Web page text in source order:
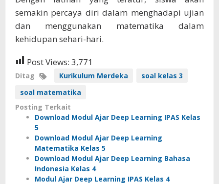
semakin percaya diri dalam menghadapi ujian
dan menggunakan matematika dalam
kehidupan sehari-hari.
Post Views: 3,771
Ditag Kurikulum Merdeka
soal kelas 3
soal matematika
Posting Terkait
Download Modul Ajar Deep Learning IPAS Kelas
5
Download Modul Ajar Deep Learning
Matematika Kelas 5
Download Modul Ajar Deep Learning Bahasa
Indonesia Kelas 4
Modul Ajar Deep Learning IPAS Kelas 4